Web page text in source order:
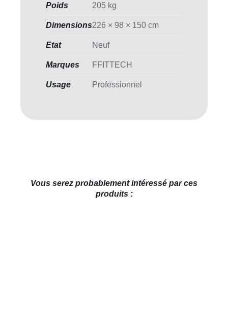
Poids 205 kg
Dimensions226 × 98 × 150 cm
Etat Neuf
Marques FFITTECH
Usage Professionnel
Vous serez probablement intéressé par ces
produits :